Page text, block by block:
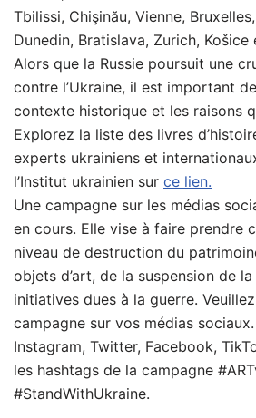
Tbilissi, Chişinău, Vienne,
Dunedin, Bratislava, Zurich, Košice
Alors que la Russie poursuit une
contre l’Ukraine, il est important
contexte historique et les raisons
Explorez la liste des livres
experts ukrainiens et
l’Institut ukrainien sur ce lien.
Une campagne sur les médias
en cours. Elle vise à faire prendre
niveau de destruction du
objets d’art, de la suspension de
initiatives dues à la guerre.
campagne sur vos médias
Instagram, Twitter, Facebook,
les hashtags de la campagne
#StandWithUkraine.